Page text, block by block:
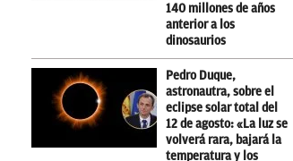
140 millones de años
anterior a los
dinosaurios
Pedro Duque,
astronautra, sobre el
eclipse solar total del
12 de agosto: «La luz se
volverá rara, bajará la
temperatura y los